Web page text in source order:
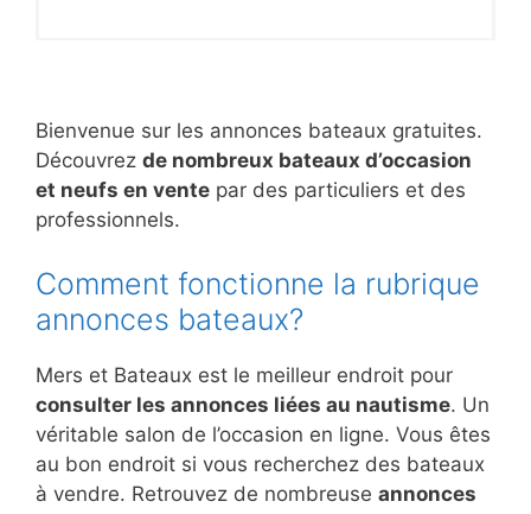
Bienvenue sur les annonces bateaux gratuites.
Découvrez de nombreux bateaux d’occasion
et neufs en vente par des particuliers et des
professionnels.
Comment fonctionne la rubrique
annonces bateaux?
Mers et Bateaux est le meilleur endroit pour
consulter les annonces liées au nautisme. Un
véritable salon de l’occasion en ligne. Vous êtes
au bon endroit si vous recherchez des bateaux
à vendre. Retrouvez de nombreuse annonces